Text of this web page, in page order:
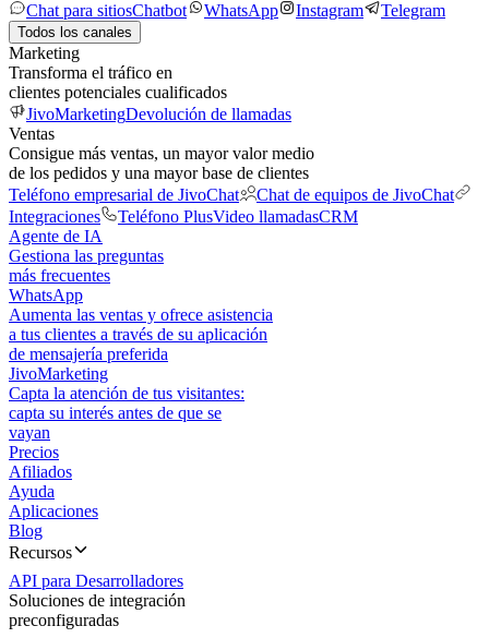
Chat para sitiosChatbot WhatsApp Instagram Telegram
Todos los canales
Marketing
Transforma el tráfico en
clientes potenciales cualificados
JivoMarketingDevolución de llamadas
Ventas
Consigue más ventas, un mayor valor medio
de los pedidos y una mayor base de clientes
Teléfono empresarial de JivoChat
Chat de equipos de JivoChat
Integraciones
Teléfono PlusVideo llamadasCRM
Agente de IA
Gestiona las preguntas
más frecuentes
WhatsApp
Aumenta las ventas y ofrece asistencia
a tus clientes a través de su aplicación
de mensajería preferida
JivoMarketing
Capta la atención de tus visitantes:
capta su interés antes de que se
vayan
Precios
Afiliados
Ayuda
Aplicaciones
Blog
Recursos
API para Desarrolladores
Soluciones de integración
preconfiguradas